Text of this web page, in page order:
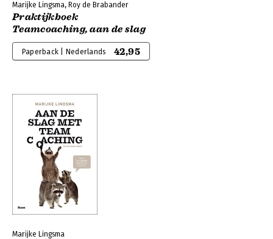
Marijke Lingsma, Roy de Brabander
Praktijkboek
Teamcoaching, aan de slag
Paperback | Nederlands 42,95
Marijke Lingsma